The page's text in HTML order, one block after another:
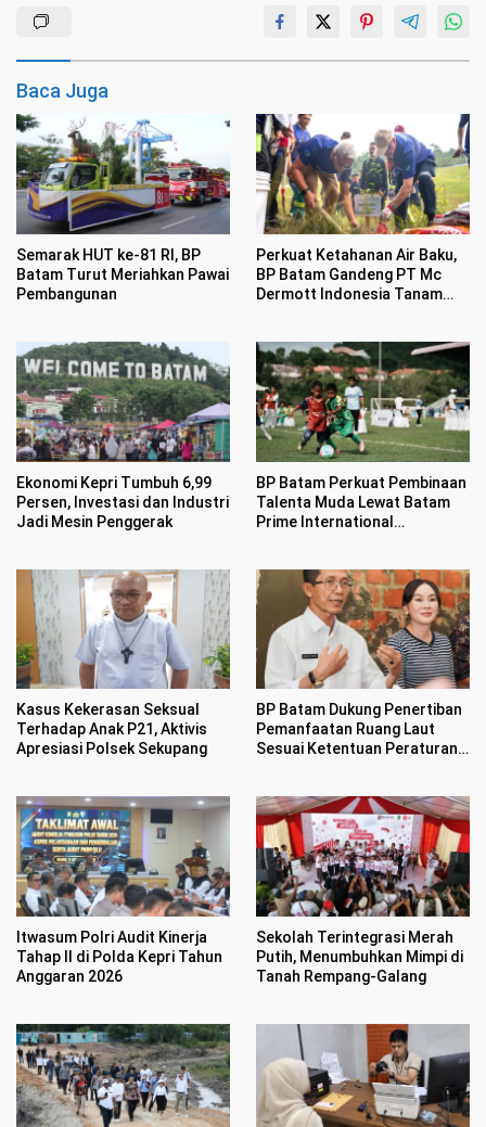
Baca Juga
Semarak HUT ke-81 RI, BP
Batam Turut Meriahkan Pawai
Pembangunan
Perkuat Ketahanan Air Baku,
BP Batam Gandeng PT Mc
Dermott Indonesia Tanam
Ekonomi Kepri Tumbuh 6,99
Persen, Investasi dan Industri
Jadi Mesin Penggerak
BP Batam Perkuat Pembinaan
Talenta Muda Lewat Batam
Prime International
Kasus Kekerasan Seksual
Terhadap Anak P21, Aktivis
Apresiasi Polsek Sekupang
BP Batam Dukung Penertiban
Pemanfaatan Ruang Laut
Sesuai Ketentuan Peraturan
Itwasum Polri Audit Kinerja
Tahap II di Polda Kepri Tahun
Anggaran 2026
Sekolah Terintegrasi Merah
Putih, Menumbuhkan Mimpi di
Tanah Rempang-Galang